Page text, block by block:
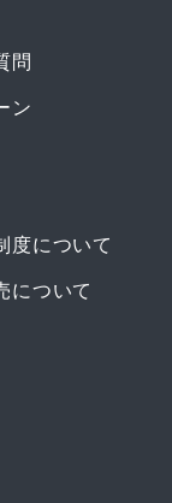
問
ン
度について
について